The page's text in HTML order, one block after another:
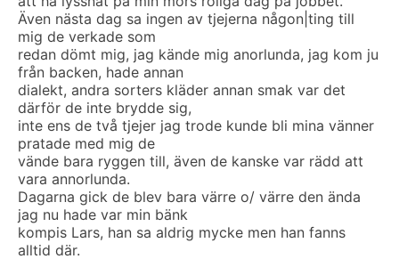
Även nästa dag sa ingen av tjejerna någon|ting till
mig de verkade som
redan dömt mig, jag kände mig anorlunda, jag kom ju
från backen, hade annan
dialekt, andra sorters kläder annan smak var det
därför de inte brydde sig,
inte ens de två tjejer jag trode kunde bli mina vänner
pratade med mig de
vände bara ryggen till, även de kanske var rädd att
vara annorlunda.
Dagarna gick de blev bara värre o/ värre den ända
jag nu hade var min bänk
kompis Lars, han sa aldrig mycke men han fanns
alltid där.